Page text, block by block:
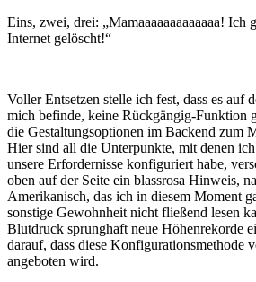
Eins, zwei, drei: „Mamaaaaaaaaaaaaa! Ich
Internet gelöscht!“
Voller Entsetzen stelle ich fest, dass es auf
mich befinde, keine Rückgängig-Funktion
die Gestaltungsoptionen im Backend zum
Hier sind all die Unterpunkte, mit denen
unsere Erfordernisse konfiguriert habe,
oben auf der Seite ein blassrosa Hinweis,
Amerikanisch, das ich in diesem Moment
sonstige Gewohnheit nicht fließend lesen
Blutdruck sprunghaft neue Höhenrekorde
darauf, dass diese Konfigurationsmethode
angeboten wird.